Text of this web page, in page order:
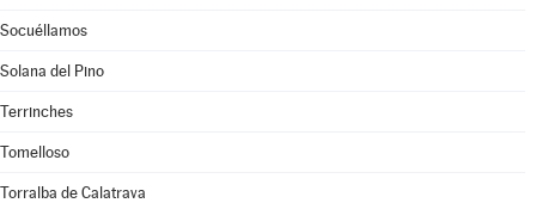
Socuéllamos
Solana del Pino
Terrinches
Tomelloso
Torralba de Calatrava